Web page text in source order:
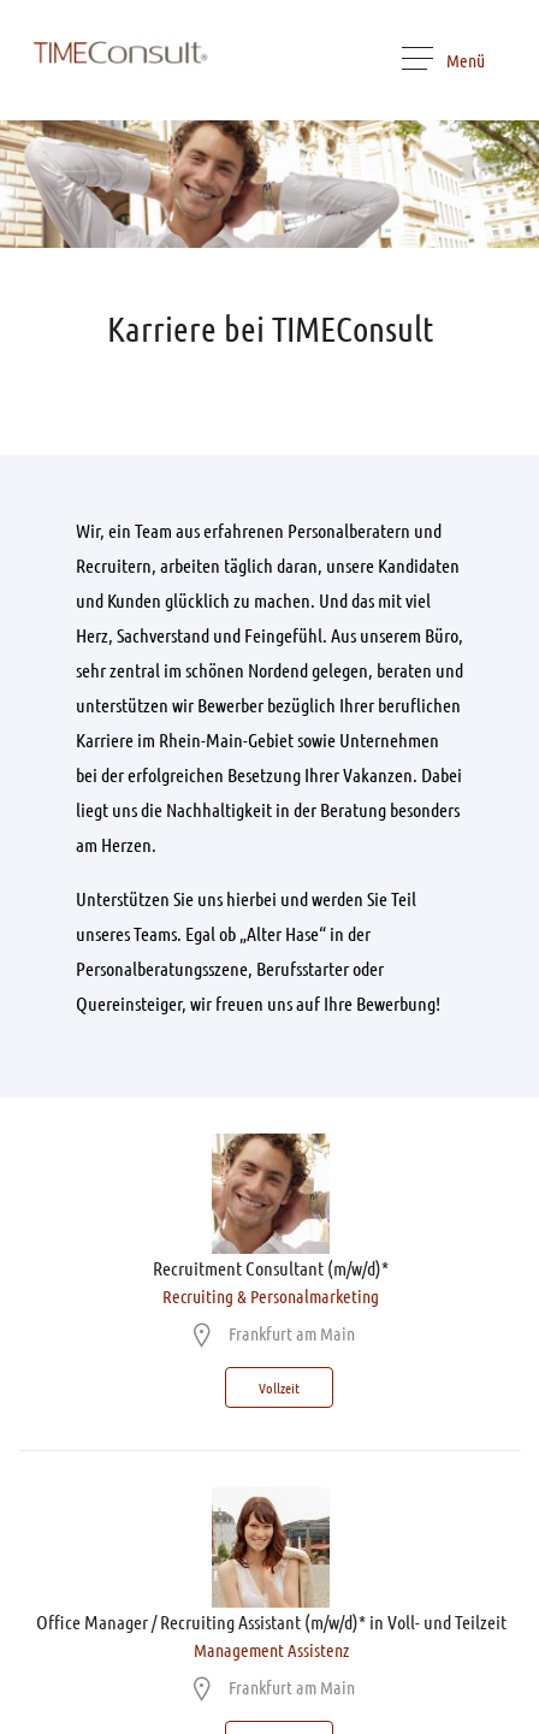
Menü
Karriere bei TIMEConsult
Wir, ein Team aus erfahrenen Personalberatern und
Recruitern, arbeiten täglich daran, unsere Kandidaten
und Kunden glücklich zu machen. Und das mit viel
Herz, Sachverstand und Feingefühl. Aus unserem Büro,
sehr zentral im schönen Nordend gelegen, beraten und
unterstützen wir Bewerber bezüglich Ihrer beruflichen
Karriere im Rhein-Main-Gebiet sowie Unternehmen
bei der erfolgreichen Besetzung Ihrer Vakanzen. Dabei
liegt uns die Nachhaltigkeit in der Beratung besonders
am Herzen.
Unterstützen Sie uns hierbei und werden Sie Teil
unseres Teams. Egal ob „Alter Hase“ in der
Personalberatungsszene, Berufsstarter oder
Quereinsteiger, wir freuen uns auf Ihre Bewerbung!
Recruitment Consultant (m/w/d)*
Recruiting & Personalmarketing
Frankfurt am Main
Vollzeit
Office Manager / Recruiting Assistant (m/w/d)* in Voll- und Teilzeit
Management Assistenz
Frankfurt am Main